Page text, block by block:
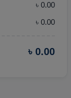
৳ 0.00
৳ 0.00
৳ 0.00